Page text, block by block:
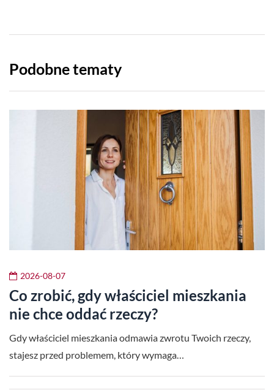
Podobne tematy
2026-08-07
Co zrobić, gdy właściciel mieszkania
nie chce oddać rzeczy?
Gdy właściciel mieszkania odmawia zwrotu Twoich rzeczy,
stajesz przed problemem, który wymaga…